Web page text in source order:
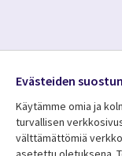
Media
FINLAND
Evästeiden
Käytämme omia ja
turvallisen
välttämättömiä